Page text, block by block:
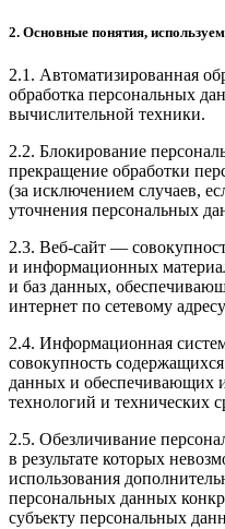
2. Основные понятия,
2.1. Автоматизированная
обработка персональных
вычислительной техники.
2.2. Блокирование
прекращение обработки
(за исключением случаев,
уточнения персональных
2.3. Веб-сайт —
и информационных
и баз данных,
интернет по сетевому
2.4. Информационная
совокупность
данных и обеспечивающих
технологий и технических
2.5. Обезличивание
в результате которых
использования
персональных данных
субъекту персональных